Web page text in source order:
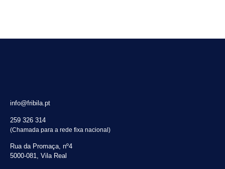
info@fribila.pt
259 326 314
(Chamada para a rede fixa nacional)
Rua da Promaça, nº4
5000-081, Vila Real